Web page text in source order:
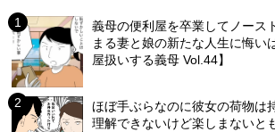
義母の便利屋を卒業してノース
まる妻と娘の新たな人生に悔い
屋扱いする義母 Vol.44】
ほぼ手ぶらなのに彼女の荷物は
理解できないけど楽しまないと